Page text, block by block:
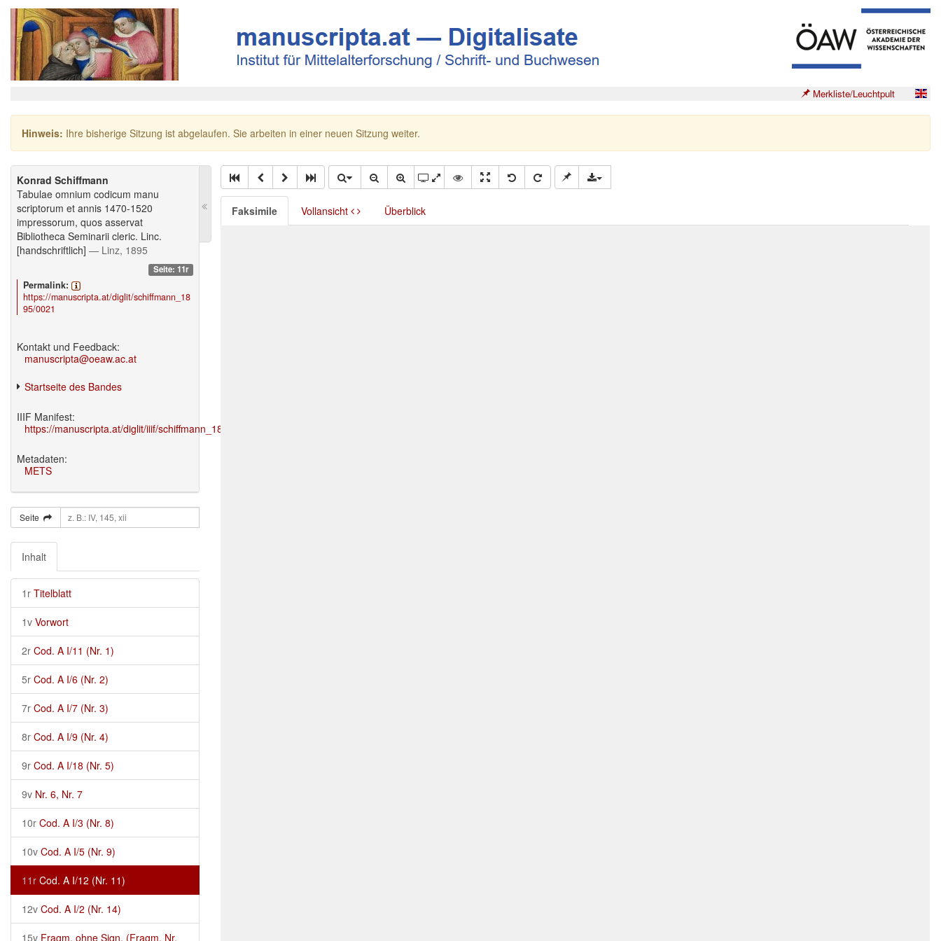
Merkliste/Leuchtpult
Hinweis: Ihre bisherige Sitzung ist abgelaufen. Sie arbeiten in einer neuen Sitzung weiter.
Konrad Schiffmann
Tabulae omnium codicum manu
scriptorum et annis 1470-1520
impressorum, quos asservat
Bibliotheca Seminarii cleric. Linc.
[handschriftlich] — Linz, 1895
Seite: 11r
Permalink:
https://manuscripta.at/diglit/schiffmann_18
95/0021
Kontakt und Feedback:
manuscripta@oeaw.ac.at
Startseite des Bandes
IIIF Manifest:
https://manuscripta.at/diglit/iiif/schiffmann_1895/manifest.json
Metadaten:
METS
Seite
Inhalt
1r Titelblatt
1v Vorwort
2r Cod. A I/11 (Nr. 1)
5r Cod. A I/6 (Nr. 2)
7r Cod. A I/7 (Nr. 3)
8r Cod. A I/9 (Nr. 4)
9r Cod. A I/18 (Nr. 5)
9v Nr. 6, Nr. 7
10r Cod. A I/3 (Nr. 8)
10v Cod. A I/5 (Nr. 9)
11r Cod. A I/12 (Nr. 11)
12v Cod. A I/2 (Nr. 14)
15v Fragm. ohne Sign. (Fragm. Nr.
Faksimile Vollansicht Überblick